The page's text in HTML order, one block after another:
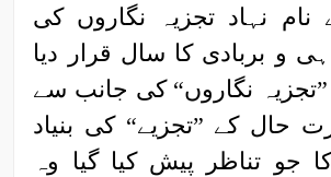
نام نہاد تجزیہ نگاروں کی
و بربادی کا سال قرار دیا
”تجزیہ نگاروں“ کی جانب سے
حال کے ”تجزیے“ کی بنیاد
جو تناظر پیش کیا گیا وہ